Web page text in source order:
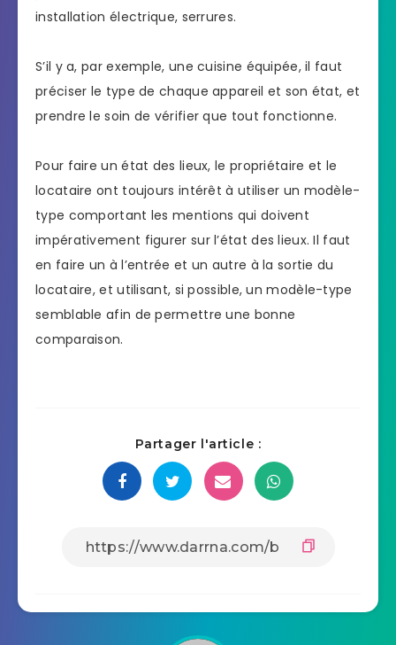
installation électrique, serrures.
S’il y a, par exemple, une cuisine équipée, il faut
préciser le type de chaque appareil et son état, et
prendre le soin de vérifier que tout fonctionne.
Pour faire un état des lieux, le propriétaire et le
locataire ont toujours intérêt à utiliser un modèle-
type comportant les mentions qui doivent
impérativement figurer sur l’état des lieux. Il faut
en faire un à l’entrée et un autre à la sortie du
locataire, et utilisant, si possible, un modèle-type
semblable afin de permettre une bonne
comparaison.
Partager l'article :